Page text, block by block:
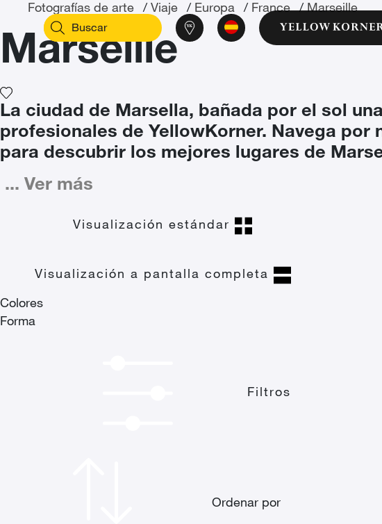
Fotografías de arte / Viaje / Europa / France /Marseille
Marseille
La ciudad de Marsella, bañada por el sol
profesionales de YellowKorner. Navega
para descubrir los mejores lugares de
... Ver más
Visualización estándar
Visualización a pantalla completa
Colores
Forma
Filtros
Ordenar por